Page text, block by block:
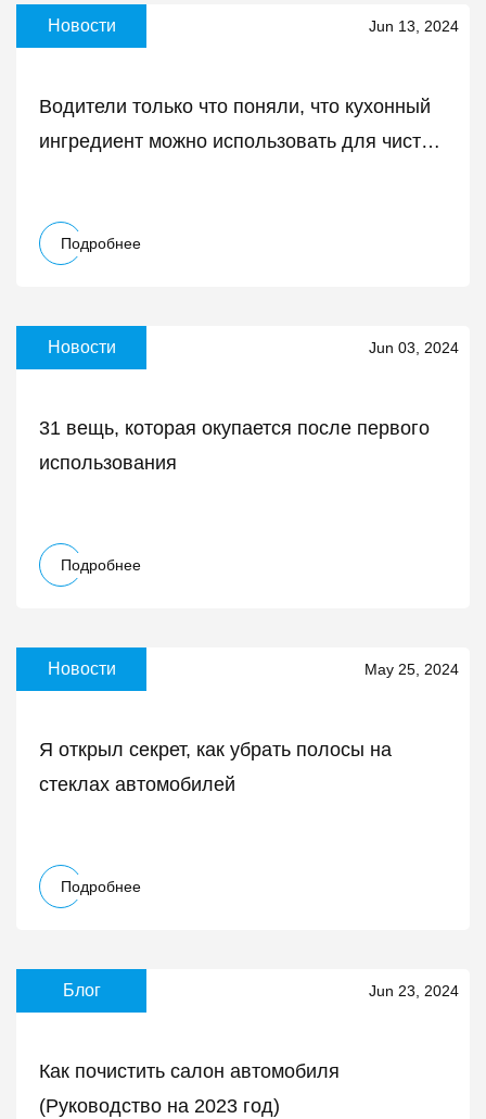
Новости Jun 13, 2024
Водители только что поняли, что кухонный
ингредиент можно использовать для чистки
Подробнее
Новости Jun 03, 2024
31 вещь, которая окупается после первого
использования
Подробнее
Новости May 25, 2024
Я открыл секрет, как убрать полосы на
стеклах автомобилей
Подробнее
Блог Jun 23, 2024
Как почистить салон автомобиля
(Руководство на 2023 год)